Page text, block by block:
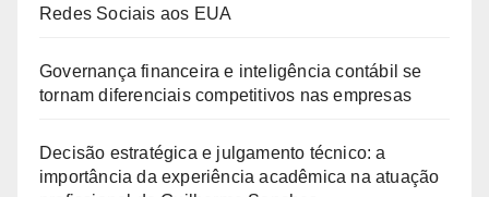
Redes Sociais aos EUA
Governança financeira e inteligência contábil se
tornam diferenciais competitivos nas empresas
Decisão estratégica e julgamento técnico: a
importância da experiência acadêmica na atuação